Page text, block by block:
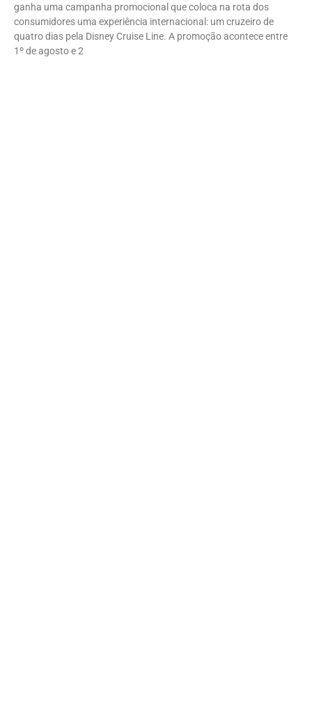
ganha uma campanha promocional que coloca na rota dos
consumidores uma experiência internacional: um cruzeiro de
quatro dias pela Disney Cruise Line. A promoção acontece entre
1º de agosto e 2